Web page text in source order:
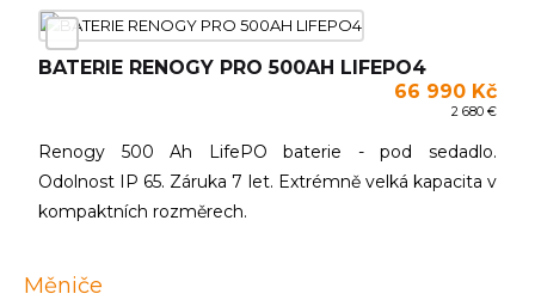
BATERIE RENOGY PRO 500AH LIFEPO4
66 990 Kč
2 680 €
Renogy 500 Ah LifePO baterie - pod sedadlo.
Odolnost IP 65. Záruka 7 let. Extrémně velká kapacita v
kompaktních rozměrech.
Měniče